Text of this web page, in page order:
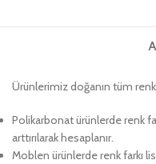
Ürünlerimiz doğanın tüm
Polikarbonat ürünlerde renk
arttırılarak hesaplanır.
Moblen ürünlerde renk farkı